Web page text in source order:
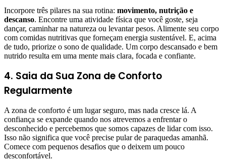
Incorpore três pilares na sua rotina: movimento, nutrição e
descanso. Encontre uma atividade física que você goste, seja
dançar, caminhar na natureza ou levantar pesos. Alimente seu corpo
com comidas nutritivas que forneçam energia sustentável. E, acima
de tudo, priorize o sono de qualidade. Um corpo descansado e bem
nutrido resulta em uma mente mais clara, focada e confiante.
4. Saia da Sua Zona de Conforto
Regularmente
A zona de conforto é um lugar seguro, mas nada cresce lá. A
confiança se expande quando nos atrevemos a enfrentar o
desconhecido e percebemos que somos capazes de lidar com isso.
Isso não significa que você precise pular de paraquedas amanhã.
Comece com pequenos desafios que o deixem um pouco
desconfortável.